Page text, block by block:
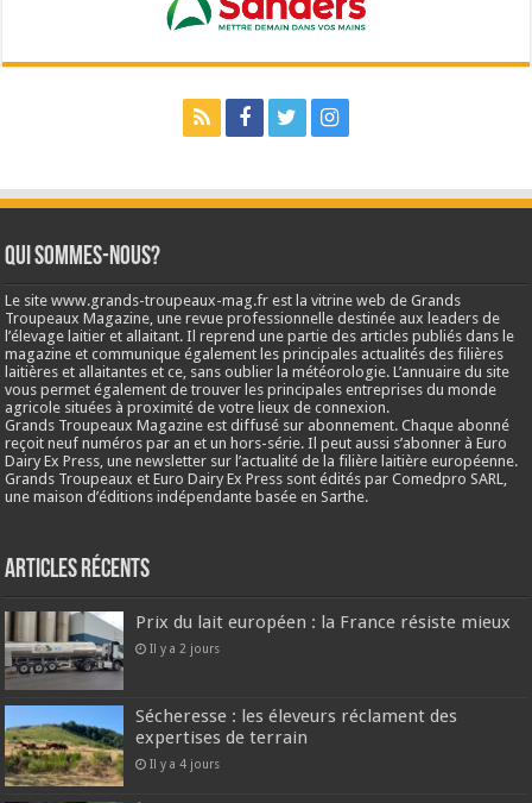
Qui sommes-nous?
Le site www.grands-troupeaux-mag.fr est la vitrine web de Grands
Troupeaux Magazine, une revue professionnelle destinée aux leaders de
l’élevage laitier et allaitant. Il reprend une partie des articles publiés dans le
magazine et communique également les principales actualités des filières
laitières et allaitantes et ce, sans oublier la météorologie. L’annuaire du site
vous permet également de trouver les principales entreprises du monde
agricole situées à proximité de votre lieux de connexion.
Grands Troupeaux Magazine est diffusé sur abonnement. Chaque abonné
reçoit neuf numéros par an et un hors-série. Il peut aussi s’abonner à Euro
Dairy Ex Press, une newsletter sur l’actualité de la filière laitière européenne.
Grands Troupeaux et Euro Dairy Ex Press sont édités par Comedpro SARL,
une maison d’éditions indépendante basée en Sarthe.
Articles récents
Prix du lait européen : la France résiste mieux
Il y a 2 jours
Sécheresse : les éleveurs réclament des
expertises de terrain
Il y a 4 jours